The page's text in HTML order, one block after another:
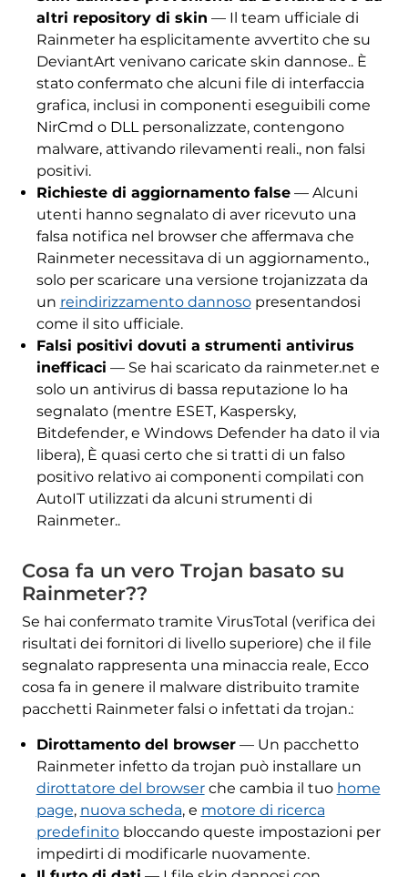
altri repository di skin — Il team ufficiale di
Rainmeter ha esplicitamente avvertito che su
DeviantArt venivano caricate skin dannose.. È
stato confermato che alcuni file di interfaccia
grafica, inclusi in componenti eseguibili come
NirCmd o DLL personalizzate, contengono
malware, attivando rilevamenti reali., non falsi
positivi.
Richieste di aggiornamento false— Alcuni
utenti hanno segnalato di aver ricevuto una
falsa notifica nel browser che affermava che
Rainmeter necessitava di un aggiornamento.,
solo per scaricare una versione trojanizzata da
un reindirizzamento dannosopresentandosi
come il sito ufficiale.
Falsi positivi dovuti a strumenti antivirus
inefficaci — Se hai scaricato da rainmeter.net e
solo un antivirus di bassa reputazione lo ha
segnalato (mentre ESET, Kaspersky,
Bitdefender, e Windows Defender ha dato il via
libera), È quasi certo che si tratti di un falso
positivo relativo ai componenti compilati con
AutoIT utilizzati da alcuni strumenti di
Rainmeter..
Cosa fa un vero Trojan basato su
Rainmeter??
Se hai confermato tramite VirusTotal (verifica dei
risultati dei fornitori di livello superiore) che il file
segnalato rappresenta una minaccia reale, Ecco
cosa fa in genere il malware distribuito tramite
pacchetti Rainmeter falsi o infettati da trojan.:
Dirottamento del browser— Un pacchetto
Rainmeter infetto da trojan può installare un
dirottatore del browserche cambia il tuo home
page, nuova scheda, e motore di ricerca
predefinitobloccando queste impostazioni per
impedirti di modificarle nuovamente.